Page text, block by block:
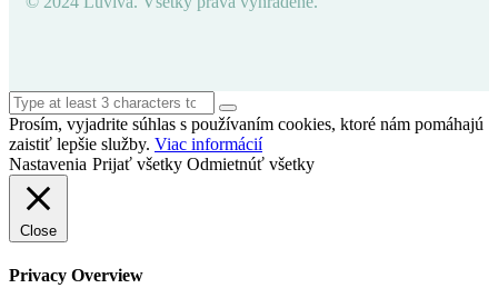
Prosím, vyjadrite súhlas s používaním cookies, ktoré nám pomáhajú
zaistiť lepšie služby. Viac informácií
Nastavenia Prijať všetky Odmietnúť všetky
Close
Privacy Overview